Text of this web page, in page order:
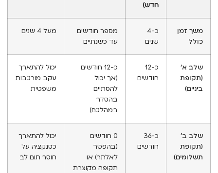
חדש)
משך זמן
כולל
כ-4
שנים
מספר חודשים
עד כשנתיים
מעל 4 שנים
שלב א'
(תקופת
ביניים)
כ-12
חודשים
כ-12 חודשים
(אך יכול
להסתיים
בהסדר
במהלכם)
יכול להתארך
עקב מורכבות
משפטית
שלב ב'
(תקופת
תשלומים)
כ-36
חודשים
0 חודשים
(בהפטר
לאלתר) או
תקופה מקוצרת
יכול להתארך
כסנקציה על
חוסר תום לב